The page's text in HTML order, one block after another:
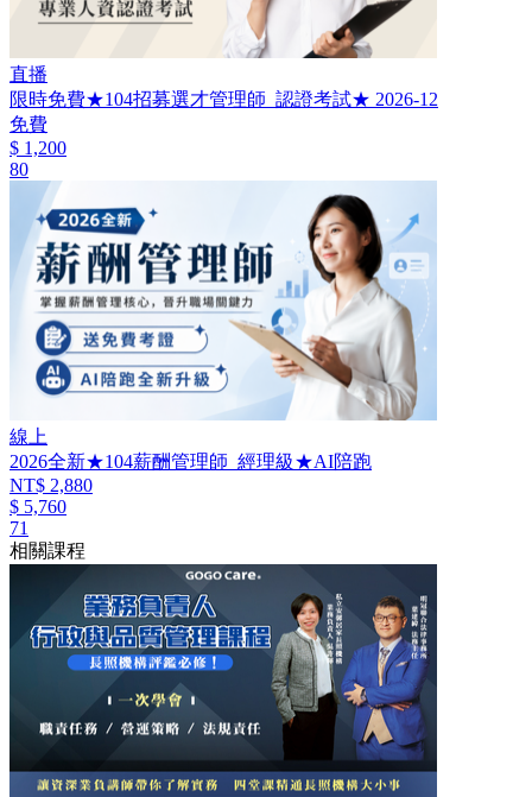
直播
限時免費★104招募選才管理師_認證考試★ 2026-12
免費
$ 1,200
80
線上
2026全新★104薪酬管理師_經理級★AI陪跑
NT$ 2,880
$ 5,760
71
相關課程